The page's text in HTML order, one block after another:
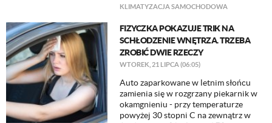
KLIMATYZACJA SAMOCHODOWA
FIZYCZKA POKAZUJE TRIK NA
SCHŁODZENIE WNĘTRZA. TRZEBA
ZROBIĆ DWIE RZECZY
WTOREK, 21 LIPCA (06:05)
Auto zaparkowane w letnim słońcu
zamienia się w rozgrzany piekarnik w
okamgnieniu - przy temperaturze
powyżej 30 stopni C na zewnątrz w